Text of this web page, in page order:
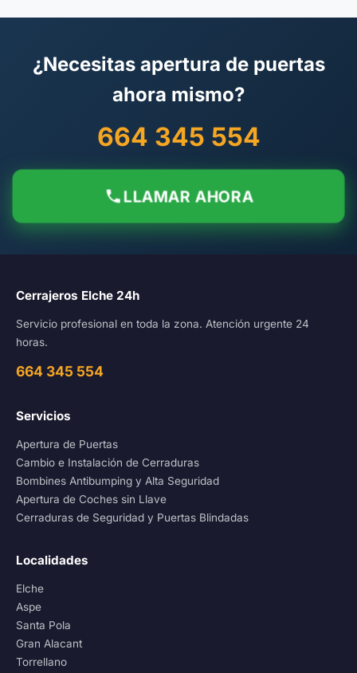
¿Necesitas apertura de puertas
ahora mismo?
664 345 554
LLAMAR AHORA
Cerrajeros Elche 24h
Servicio profesional en toda la zona. Atención urgente 24
horas.
664 345 554
Servicios
Apertura de Puertas
Cambio e Instalación de Cerraduras
Bombines Antibumping y Alta Seguridad
Apertura de Coches sin Llave
Cerraduras de Seguridad y Puertas Blindadas
Localidades
Elche
Aspe
Santa Pola
Gran Alacant
Torrellano